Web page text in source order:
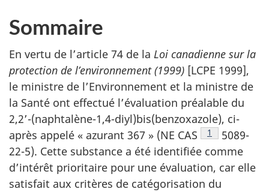
Sommaire
En vertu de l’article 74 de la Loi canadienne sur la
protection de l’environnement (1999) [LCPE 1999],
le ministre de l’Environnement et la ministre de
la Santé ont effectué l’évaluation préalable du
2,2’-(naphtalène-1,4-diyl)bis(benzoxazole), ci-
après appelé « azurant 367 » (NE CAS
Note de bas
1
5089-
22-5). Cette substance a été identifiée comme
d’intérêt prioritaire pour une évaluation, car elle
satisfait aux critères de catégorisation du